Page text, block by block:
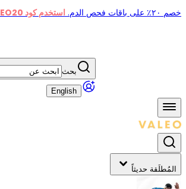
خصم ٢٠٪ على باقات فحص الدم. استخدم كود VALEO20
بحث
English
المُطلَقة حديثاً